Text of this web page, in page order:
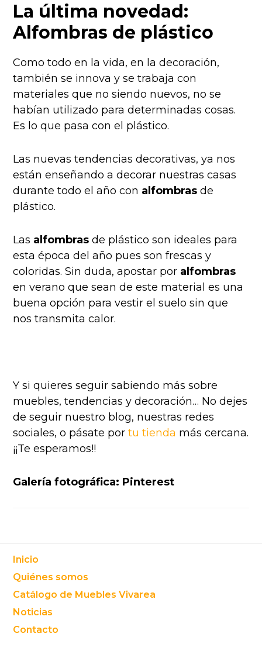
La última novedad:
Alfombras de plástico
Como todo en la vida, en la decoración,
también se innova y se trabaja con
materiales que no siendo nuevos, no se
habían utilizado para determinadas cosas.
Es lo que pasa con el plástico.
Las nuevas tendencias decorativas, ya nos
están enseñando a decorar nuestras casas
durante todo el año con alfombras de
plástico.
Las alfombras de plástico son ideales para
esta época del año pues son frescas y
coloridas. Sin duda, apostar por alfombras
en verano que sean de este material es una
buena opción para vestir el suelo sin que
nos transmita calor.
Y si quieres seguir sabiendo más sobre
muebles, tendencias y decoración… No dejes
de seguir nuestro blog, nuestras redes
sociales, o pásate portu tienda más cercana.
¡¡Te esperamos!!
Galería fotográfica: Pinterest
Footer
Inicio
Quiénes somos
Catálogo de Muebles Vivarea
Noticias
Contacto